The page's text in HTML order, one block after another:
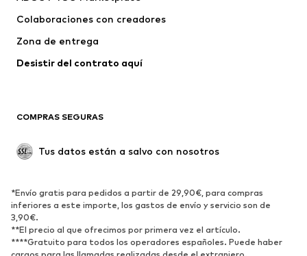
Ropa interior
Jerséis y cárdigans
Trajes y chaquetas
Nuevo
Tendencia
Zapatos bajos
Zapatos deportivos
Zapatos abiertos
DEPORTE
Colaboraciones con creadores
Zona de entrega
Desistir del contrato aquí
COMPRAS SEGURAS
Tus datos están a salvo con nosotros
*Envío gratis para pedidos a partir de 29,90€, para compras
inferiores a este importe, los gastos de envío y servicio son de
3,90€.
**El precio al que ofrecimos por primera vez el artículo.
****Gratuito para todos los operadores españoles. Puede haber